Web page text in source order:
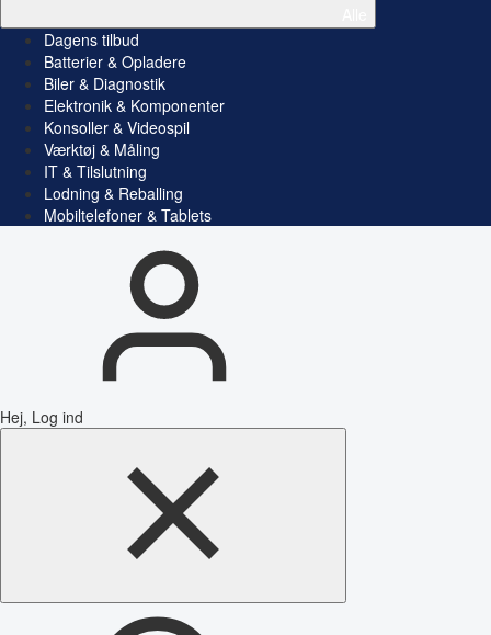
Dagens tilbud
Batterier & Opladere
Biler & Diagnostik
Elektronik & Komponenter
Konsoller & Videospil
Værktøj & Måling
IT & Tilslutning
Lodning & Reballing
Mobiltelefoner & Tablets
Hej, Log ind